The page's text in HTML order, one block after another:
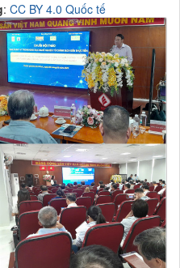
: CC BY 4.0 Quốc tế